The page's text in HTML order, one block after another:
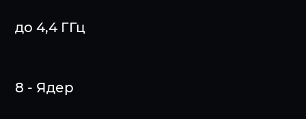
до 4,4 ГГц
8 - Ядер